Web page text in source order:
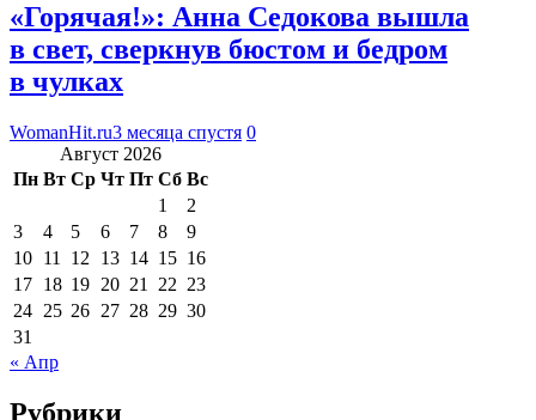
«Горячая!»: Анна Седокова вышла
в свет, сверкнув бюстом и бедром
в чулках
WomanHit.ru3 месяца спустя 0
Август 2026
Пн Вт Ср Чт Пт Сб Вс
1
2
3
4 5 6 7 8
9
10 11 12 13 14 15 16
17 18 19 20 21 22 23
24 25 26 27 28 29 30
31
« Апр
Рубрики